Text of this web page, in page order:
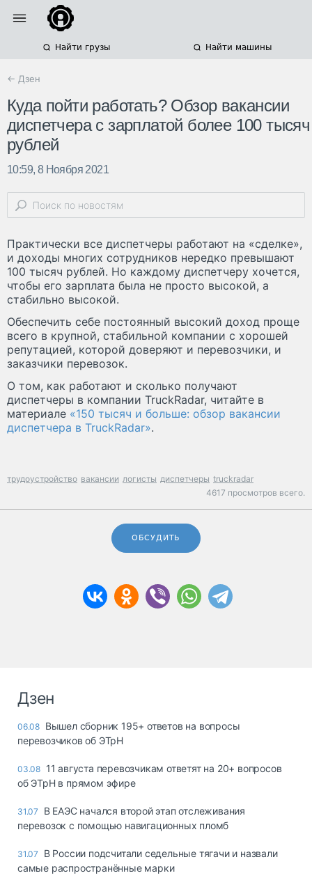
Найти грузы Найти машины
← Дзен
Куда пойти работать? Обзор вакансии
диспетчера с зарплатой более 100 тысяч
рублей
10:59, 8 Ноября 2021
Практически все диспетчеры работают на «сделке»,
и доходы многих сотрудников нередко превышают
100 тысяч рублей. Но каждому диспетчеру хочется,
чтобы его зарплата была не просто высокой, а
стабильно высокой.
Обеспечить себе постоянный высокий доход проще
всего в крупной, стабильной компании с хорошей
репутацией, которой доверяют и перевозчики, и
заказчики перевозок.
О том, как работают и сколько получают
диспетчеры в компании TruckRadar, читайте в
материале «150 тысяч и больше: обзор вакансии
диспетчера в TruckRadar».
трудоустройство вакансии логисты диспетчеры truckradar
4617 просмотров всего.
ОБСУДИТЬ
Дзен
06.08 Вышел сборник 195+ ответов на вопросы
перевозчиков об ЭТрН
03.08 11 августа перевозчикам ответят на 20+ вопросов
об ЭТрН в прямом эфире
31.07
В ЕАЭС начался второй этап отслеживания
перевозок с помощью навигационных пломб
31.07
В России подсчитали седельные тягачи и назвали
самые распространённые марки